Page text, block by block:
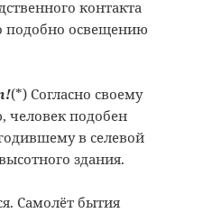
контакта
подобно освещению
(*) Cогласно своему
подобен
в селевой
здания.
Самолёт бытия